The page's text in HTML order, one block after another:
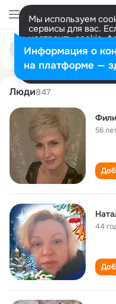
Мы используем
сервисы для вас.
настроить cookie-
представитель.
Разрешить все
Поиск
людям
natalya filipenko
Люди847
56
44
Информация о
на платформе —